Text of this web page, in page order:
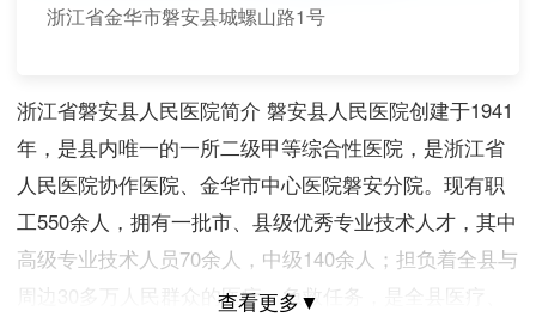
浙江省金华市磐安县城螺山路1号
浙江省磐安县人民医院简介 磐安县人民医院创建于1941
年，是县内唯一的一所二级甲等综合性医院，是浙江省
人民医院协作医院、金华市中心医院磐安分院。现有职
工550余人，拥有一批市、县级优秀专业技术人才，其中
高级专业技术人员70余人，中级140余人；担负着全县与
周边30多万人民群众的医疗、急救任务，是全县医疗、
查看更多▼